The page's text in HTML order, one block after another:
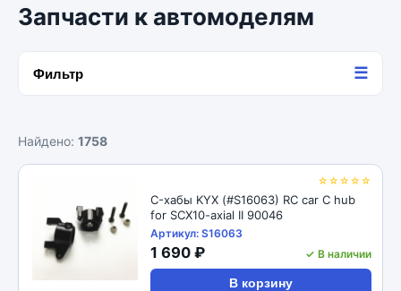
Запчасти к автомоделям
Фильтр ☰
Найдено: 1758
☆☆☆☆☆
C-хабы KYX (#S16063) RC car C hub
for SCX10-axial II 90046
Артикул: S16063
1 690 ₽ ✓ В наличии
В корзину